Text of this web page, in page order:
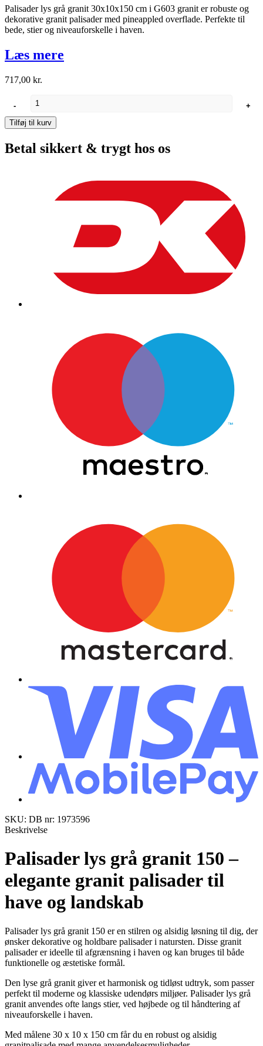
Palisader lys grå granit 30x10x150 cm i G603 granit er robuste og
dekorative granit palisader med pineappled overflade. Perfekte til
bede, stier og niveauforskelle i haven.
Læs mere
717,00 kr.
Palisader
lys
grå
granit
150
antal
-
+
Tilføj til kurv
Betal sikkert & trygt hos os
SKU: DB nr: 1973596
Beskrivelse
Palisader lys grå granit 150 –
elegante granit palisader til
have og landskab
Palisader lys grå granit 150 er en stilren og alsidig løsning til dig, der
ønsker dekorative og holdbare palisader i natursten. Disse granit
palisader er ideelle til afgrænsning i haven og kan bruges til både
funktionelle og æstetiske formål.
Den lyse grå granit giver et harmonisk og tidløst udtryk, som passer
perfekt til moderne og klassiske udendørs miljøer. Palisader lys grå
granit anvendes ofte langs stier, ved højbede og til håndtering af
niveauforskelle i haven.
Med målene 30 x 10 x 150 cm får du en robust og alsidig